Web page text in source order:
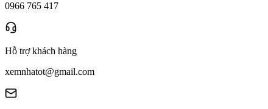
0966 765 417
Hỗ trợ khách hàng
xemnhatot@gmail.com